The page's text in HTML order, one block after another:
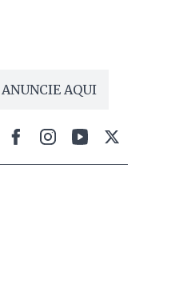
ANUNCIE AQUI